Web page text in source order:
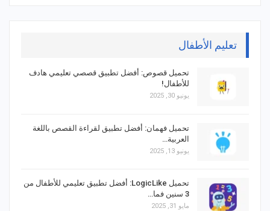
تعليم الأطفال
تحميل قصوص: أفضل تطبيق قصصي تعليمي هادف
للأطفال!
يونيو 30, 2025
تحميل فهمان: أفضل تطبيق لقراءة القصص باللغة
العربية…
يونيو 13, 2025
تحميل LogicLike: أفضل تطبيق تعليمي للأطفال من
3 سنين فما…
مايو 31, 2025